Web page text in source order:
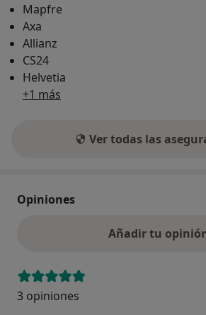
Mapfre
Axa
Allianz
CS24
Helvetia
+1 más
Ver todas las
Opiniones
Añadir tu
3 opiniones